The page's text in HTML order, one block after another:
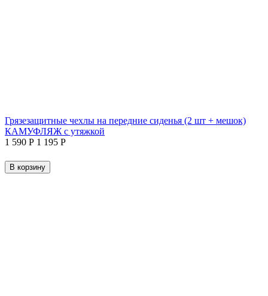
Грязезащитные чехлы на передние сиденья (2 шт + мешок)
КАМУФЛЯЖ с утяжкой
1 590 Р 1 195 Р
В корзину